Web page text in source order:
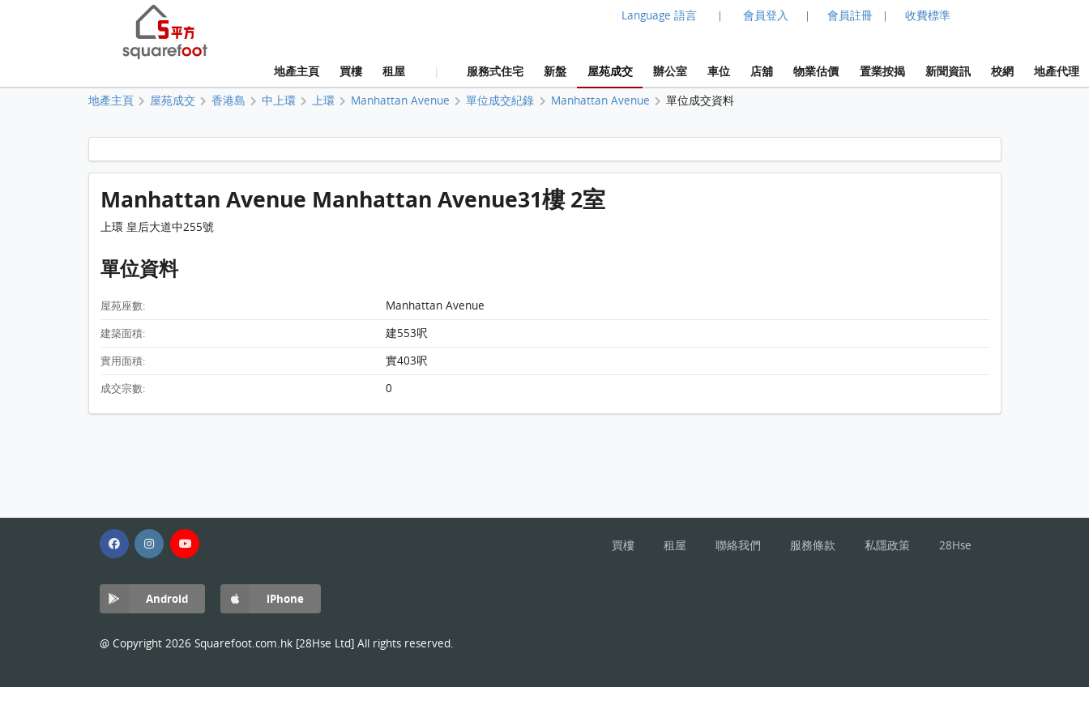
Language 語言 | 會員登入 | 會員註冊 | 收費標準
地產主頁 買樓 租屋 | 服務式住宅 新盤 屋苑成交 辦公室 車位 店舖 物業估價 置業按揭 新聞資訊 校網 地產代理
地產主頁 屋苑成交 香港島 中上環 上環 Manhattan Avenue 單位成交紀錄 Manhattan Avenue 單位成交資料
Manhattan Avenue Manhattan Avenue31樓 2室 平面圖
平面圖
Manhattan Avenue Manhattan Avenue31樓 2室
上環 皇后大道中255號
單位資料
屋苑座數: Manhattan Avenue
建築面積: 建553呎
實用面積: 實403呎
成交宗數: 0
買樓 租屋 聯絡我們 服務條款 私隱政策 28Hse
Android iPhone
@ Copyright 2026 Squarefoot.com.hk [28Hse Ltd] All rights reserved.